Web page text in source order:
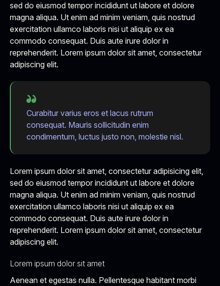
sed do eiusmod tempor incididunt ut labore et dolore
magna aliqua. Ut enim ad minim veniam, quis nostrud
exercitation ullamco laboris nisi ut aliquip ex ea
commodo consequat. Duis aute irure dolor in
reprehenderit. Lorem ipsum dolor sit amet, consectetur
adipiscing elit.
Curabitur varius eros et lacus rutrum
consequat. Mauris sollicitudin enim
condimentum, luctus justo non, molestie nisl.
Lorem ipsum dolor sit amet, consectetur adipisicing elit,
sed do eiusmod tempor incididunt ut labore et dolore
magna aliqua. Ut enim ad minim veniam, quis nostrud
exercitation ullamco laboris nisi ut aliquip ex ea
commodo consequat. Duis aute irure dolor in
reprehenderit. Lorem ipsum dolor sit amet, consectetur
adipiscing elit.
Lorem ipsum dolor sit amet
Aenean et egestas nulla. Pellentesque habitant morbi